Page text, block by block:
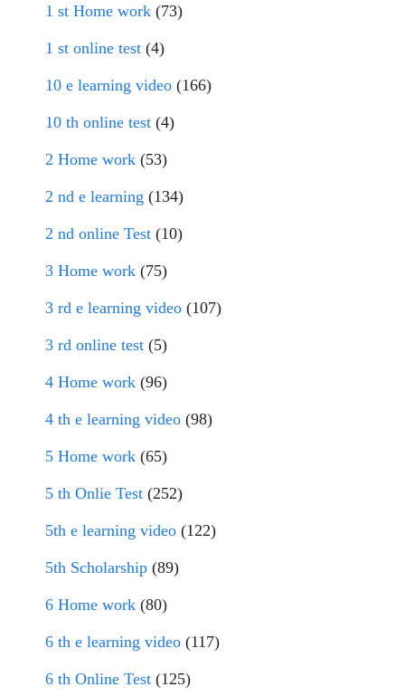
1 st Home work (73)
1 st online test (4)
10 e learning video (166)
10 th online test (4)
2 Home work (53)
2 nd e learning (134)
2 nd online Test (10)
3 Home work (75)
3 rd e learning video (107)
3 rd online test (5)
4 Home work (96)
4 th e learning video (98)
5 Home work (65)
5 th Onlie Test (252)
5th e learning video (122)
5th Scholarship (89)
6 Home work (80)
6 th e learning video (117)
6 th Online Test (125)